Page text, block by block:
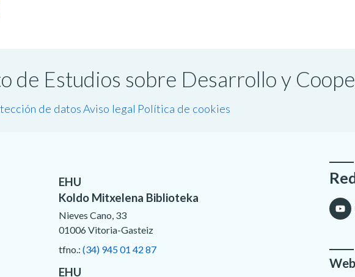
de Estudios sobre Desarrollo y
de datosAviso legal Política de cookies
EHU
Koldo Mitxelena Biblioteka
Nieves Cano, 33
01006 Vitoria-Gasteiz
tfno.: (34) 945 01 42 87
EHU